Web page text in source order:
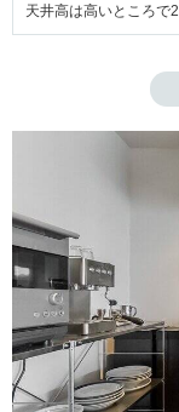
天井高は高いところで